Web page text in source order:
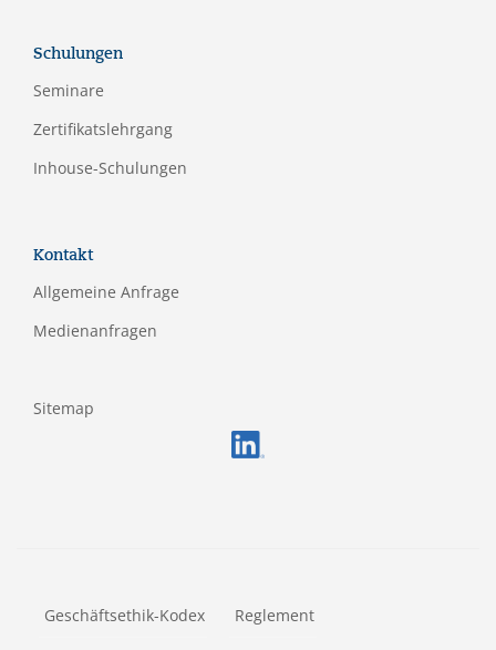
Schulungen
Seminare
Zertifikatslehrgang
Inhouse-Schulungen
Kontakt
Allgemeine Anfrage
Medienanfragen
Sitemap
Geschäftsethik-Kodex Reglement